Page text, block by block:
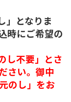
」となりま
時にご希望の
し不要」とさ
さい。御中
のし」をお